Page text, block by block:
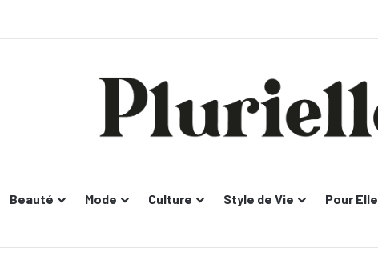
Beauté Mode Culture Style de Vie Pour Elle